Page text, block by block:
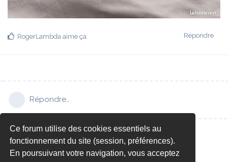
Ce forum utilise des cookies essentiels au
fonctionnement du site (session, préférences).
En poursuivant votre navigation, vous acceptez
Répondre
RogerLambda aime ça
Répondre…